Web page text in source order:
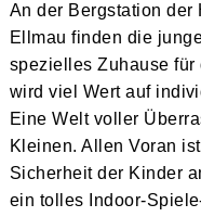
An der Bergstation der
Ellmau finden die
spezielles Zuhause für
wird viel Wert auf
Eine Welt voller
Kleinen. Allen Voran
Sicherheit der Kinder
ein tolles Indoor-